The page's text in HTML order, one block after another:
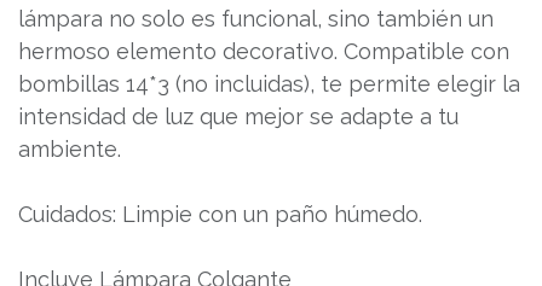
lámpara no solo es funcional, sino también un
hermoso elemento decorativo. Compatible con
bombillas 14*3 (no incluidas), te permite elegir la
intensidad de luz que mejor se adapte a tu
ambiente.
Cuidados: Limpie con un paño húmedo.
Incluye Lámpara Colgante